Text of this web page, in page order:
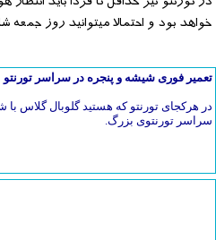
خواهد بود و احتمالا میتوانید روز جمعه
تعمیر فوری شیشه و پنجره در سراسر تورنتو
سراسر تورنتوی بزرگ.